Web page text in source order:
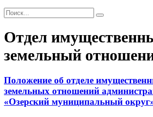
Отдел
земельный
Положение об отделе
земельных отношений
«Озерский муниципальный